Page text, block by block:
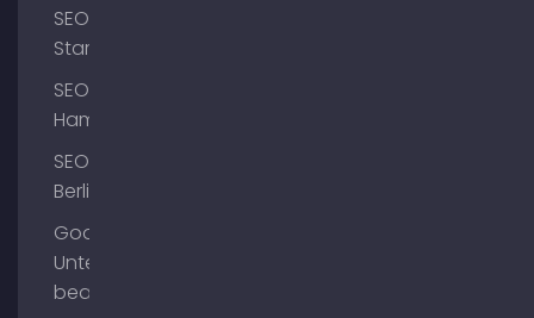
SEO
Starnberg
SEO
Hamburg
SEO
Berlin
Google
Unternehmensprofil
bearbeiten